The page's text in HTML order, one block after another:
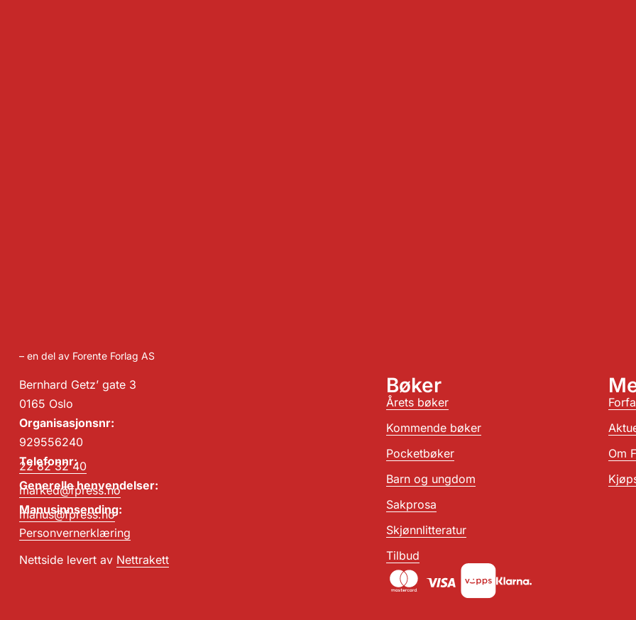
– en del av Forente Forlag AS
Bernhard Getz’ gate 3
0165 Oslo
Organisasjonsnr:
929556240
Telefonnr:
22 82 32 40
Generelle henvendelser:
marked@fpress.no
Manusinnsending:
manus@fpress.no
Personvernerklæring
Nettside levert av Nettrakett
Bøker
Årets bøker
Kommende bøker
Pocketbøker
Barn og ungdom
Sakprosa
Skjønnlitteratur
Tilbud
Om